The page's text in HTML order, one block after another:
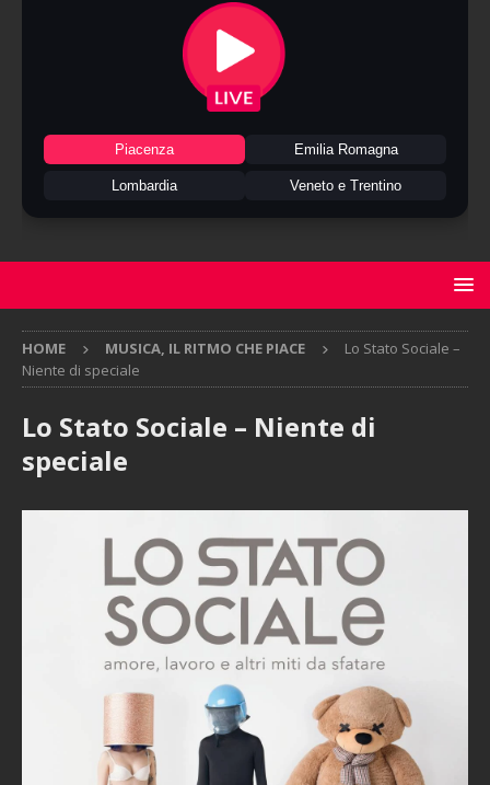
Piacenza Emilia Romagna
Lombardia Veneto e Trentino
HOME MUSICA, IL RITMO CHE PIACE
Lo Stato Sociale –
Niente di speciale
Lo Stato Sociale – Niente di
speciale